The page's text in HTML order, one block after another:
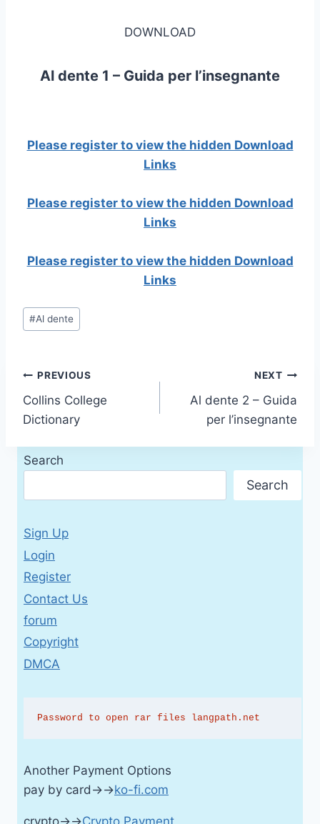
DOWNLOAD
Al dente 1 – Guida per l’insegnante
Please register to view the hidden Download
Links
Please register to view the hidden Download
Links
Please register to view the hidden Download
Links
Post
Tags:
#Al dente
Post
navigation
PREVIOUS
Collins College
Dictionary
NEXT
Al dente 2 – Guida
per l’insegnante
Search
Search
Sign Up
Login
Register
Contact Us
forum
Copyright
DMCA
Password to open rar files langpath.net
Another Payment Options
pay by card→→ko-fi.com